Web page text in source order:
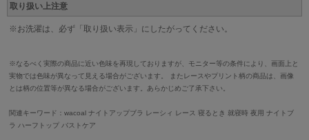
取り扱い上注意
※お洗濯は、必ず「取り扱い表示」にしたがってください。
※なるべく実際の商品に近い色味を再現しておりますが、モニター等の条件により、画面上と
実物では色味が異なって見える場合がございます。 またレースやプリント柄の商品は、画像
とは柄の位置等が異なる場合がございます。あらかじめご了承下さい。
関連キーワード：wacoal ナイトアップブラ レーシィ レース 寝るとき 就寝時 夜用 ナイトブ
ラ ハーフトップ バストケア